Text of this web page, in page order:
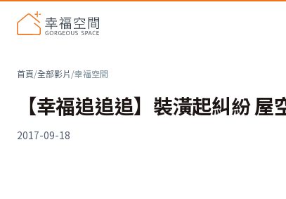
首頁/全部影片/幸福空間
【幸福追追追】裝潢起糾紛
2017-09-18